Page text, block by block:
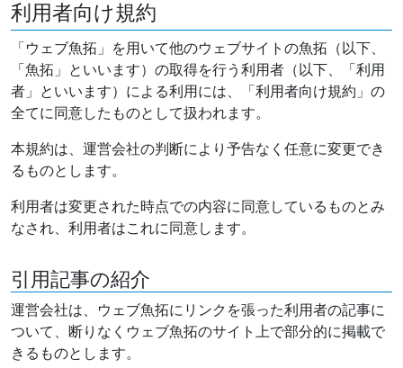
利用者向け規約
「ウェブ魚拓」を用いて他のウェブサイトの魚拓（以下、
「魚拓」といいます）の取得を行う利用者（以下、「利用
者」といいます）による利用には、「利用者向け規約」の
全てに同意したものとして扱われます。
本規約は、運営会社の判断により予告なく任意に変更でき
るものとします。
利用者は変更された時点での内容に同意しているものとみ
なされ、利用者はこれに同意します。
引用記事の紹介
運営会社は、ウェブ魚拓にリンクを張った利用者の記事に
ついて、断りなくウェブ魚拓のサイト上で部分的に掲載で
きるものとします。